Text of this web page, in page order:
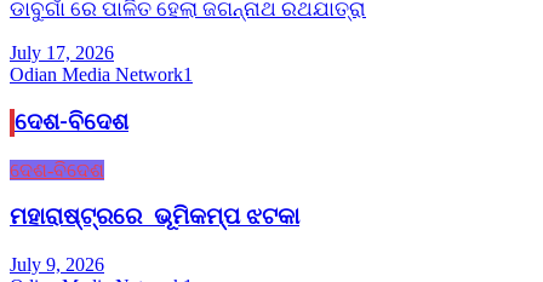
ଡାବୁଗାଁ ରେ ପାଳିତ ହେଲା ଜଗନ୍ନାଥ ରଥଯାତ୍ରା
July 17, 2026
Odian Media Network1
ଦେଶ-ବିଦେଶ
ଦେଶ-ବିଦେଶ
ମହାରାଷ୍ଟ୍ରରେ ଭୂମିକମ୍ପ ଝଟକା
July 9, 2026